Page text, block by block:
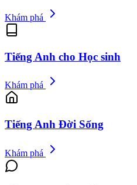
Khám phá
Tiếng Anh cho Học sinh
Khám phá
Tiếng Anh Đời Sống
Khám phá